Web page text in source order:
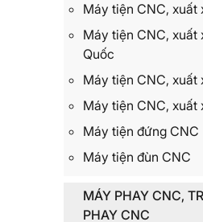
Máy tiện CNC, xuất
Máy tiện CNC, xuất
Quốc
Máy tiện CNC, xuất
Máy tiện CNC, xuất
Máy tiện đứng CNC
Máy tiện đùn CNC
MÁY PHAY CNC,
PHAY CNC